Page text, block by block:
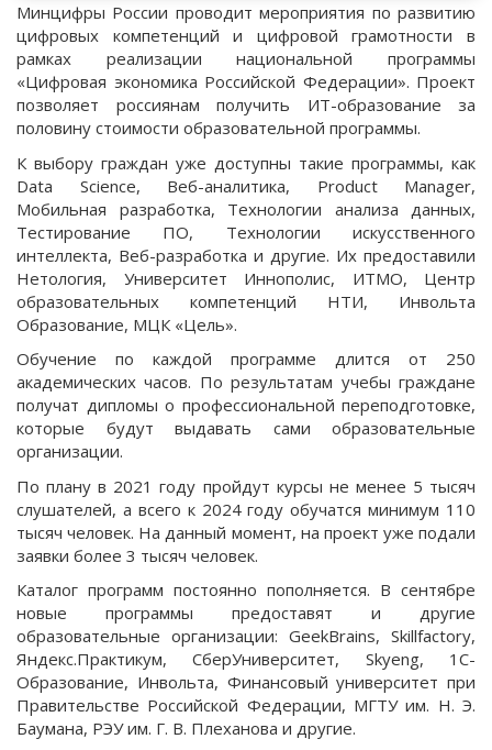
Минцифры России проводит мероприятия по развитию
цифровых компетенций и цифровой грамотности в
рамках реализации национальной программы
«Цифровая экономика Российской Федерации». Проект
позволяет россиянам получить ИТ-образование за
половину стоимости образовательной программы.
К выбору граждан уже доступны такие программы, как
Data Science, Веб-аналитика, Product Manager,
Мобильная разработка, Технологии анализа данных,
Тестирование ПО, Технологии искусственного
интеллекта, Веб-разработка и другие. Их предоставили
Нетология, Университет Иннополис, ИТМО, Центр
образовательных компетенций НТИ, Инвольта
Образование, МЦК «Цель».
Обучение по каждой программе длится от 250
академических часов. По результатам учебы граждане
получат дипломы о профессиональной переподготовке,
которые будут выдавать сами образовательные
организации.
По плану в 2021 году пройдут курсы не менее 5 тысяч
слушателей, а всего к 2024 году обучатся минимум 110
тысяч человек. На данный момент, на проект уже подали
заявки более 3 тысяч человек.
Каталог программ постоянно пополняется. В сентябре
новые программы предоставят и другие
образовательные организации: GeekBrains, Skillfactory,
Яндекс.Практикум, СберУниверситет, Skyeng, 1С-
Образование, Инвольта, Финансовый университет при
Правительстве Российской Федерации, МГТУ им. Н. Э.
Баумана, РЭУ им. Г. В. Плеханова и другие.